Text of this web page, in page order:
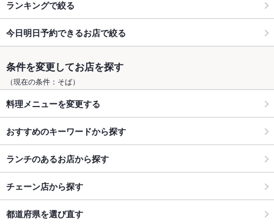
ランキングで絞る
今日明日予約できるお店で絞る
条件を変更してお店を探す
（現在の条件：そば）
料理メニューを変更する
おすすめのキーワードから探す
ランチのあるお店から探す
チェーン店から探す
都道府県を選び直す